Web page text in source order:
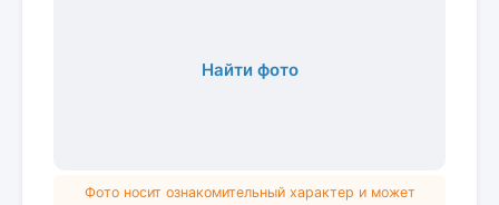
Найти фото
Фото носит ознакомительный характер и может